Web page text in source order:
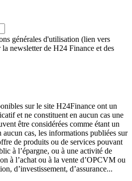
générales d'utilisation (lien vers
newsletter de H24 Finance et des
sur le site H24Finance ont un
et ne constituent en aucun cas une
être considérées comme étant un
aucun cas, les informations publiées sur
de produits ou de services pouvant
à l’épargne, ou à une activité de
à l’achat ou à la vente d’OPCVM ou
d’investissement, d’assurance...